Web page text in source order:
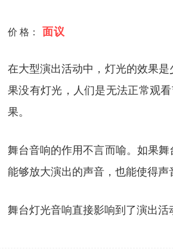
价 格： 面议
在大型演出活动中，灯光的效果
果没有灯光，人们是无法正常观
果。
舞台音响的作用不言而喻。如果
能够放大演出的声音，也能使得声
舞台灯光音响直接影响到了演出